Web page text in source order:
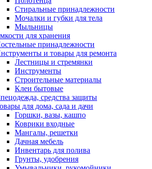
Стиральные принадлежности
Мочалки и губки для тела
Мыльницы
для хранения
принадлежности
и товары для ремонта
Лестницы и стремянки
Инструменты
Строительные материалы
Клеи бытовые
средства защиты
для дома, сада и дачи
Горшки, вазы, кашпо
Коврики входные
Мангалы, решетки
Дачная мебель
Инвентарь для полива
Грунты, удобрения